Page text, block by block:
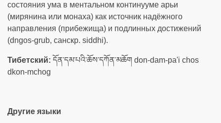
состояния ума в ментальном континууме арьи
(мирянина или монаха) как источник надёжного
направления (прибежища) и подлинных достижений
(dngos-grub, санскр. siddhi).
Тибетский: དོན་དམ་པའི་ཆོས་དཀོན་མཆོག don-dam-pa'i chos
dkon-mchog
Другие языки